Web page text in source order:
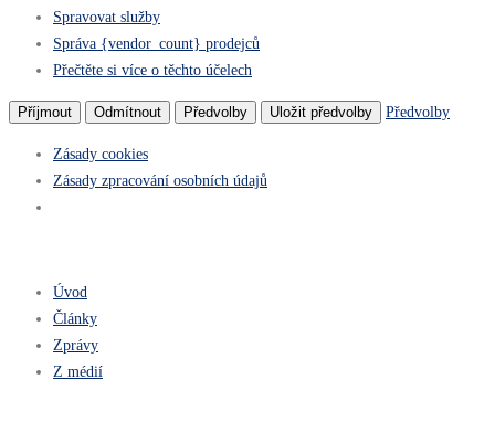
Spravovat služby
Správa {vendor_count} prodejců
Přečtěte si více o těchto účelech
Příjmout Odmítnout Předvolby Uložit předvolby Předvolby
Zásady cookies
Zásady zpracování osobních údajů
Úvod
Články
Zprávy
Z médií